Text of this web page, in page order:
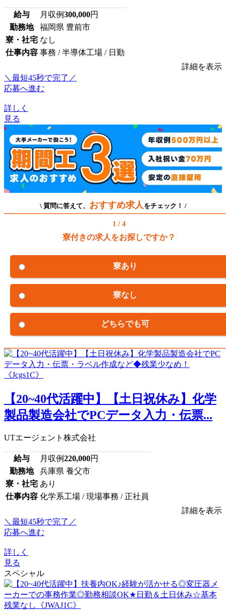
給与 月収例300,000円
勤務地
福岡県 豊前市
寮・社宅 なし
仕事内容 事務 / 半導体工場 / 日勤
詳細を表示
＼最短45秒で完了／
応募へ進む
詳しく
見る
\ 質問に答えて、 おすすめ求人 をチェック！ /
1 / 4
寮付きの求人をお探しですか？
寮あり
寮なし
どちらでも可
【20~40代活躍中】【土日祝休み】化学
製品製造会社でPCデータ入力・伝票...
UTエージェント株式会社
給与 月収例220,000円
勤務地
兵庫県 養父市
寮・社宅 あり
仕事内容 化学系工場 / 現場事務 / 正社員
詳細を表示
＼最短45秒で完了／
応募へ進む
詳しく
見る
スペシャル